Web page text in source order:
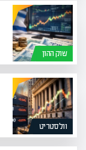
שוק ההון
וולסטריט